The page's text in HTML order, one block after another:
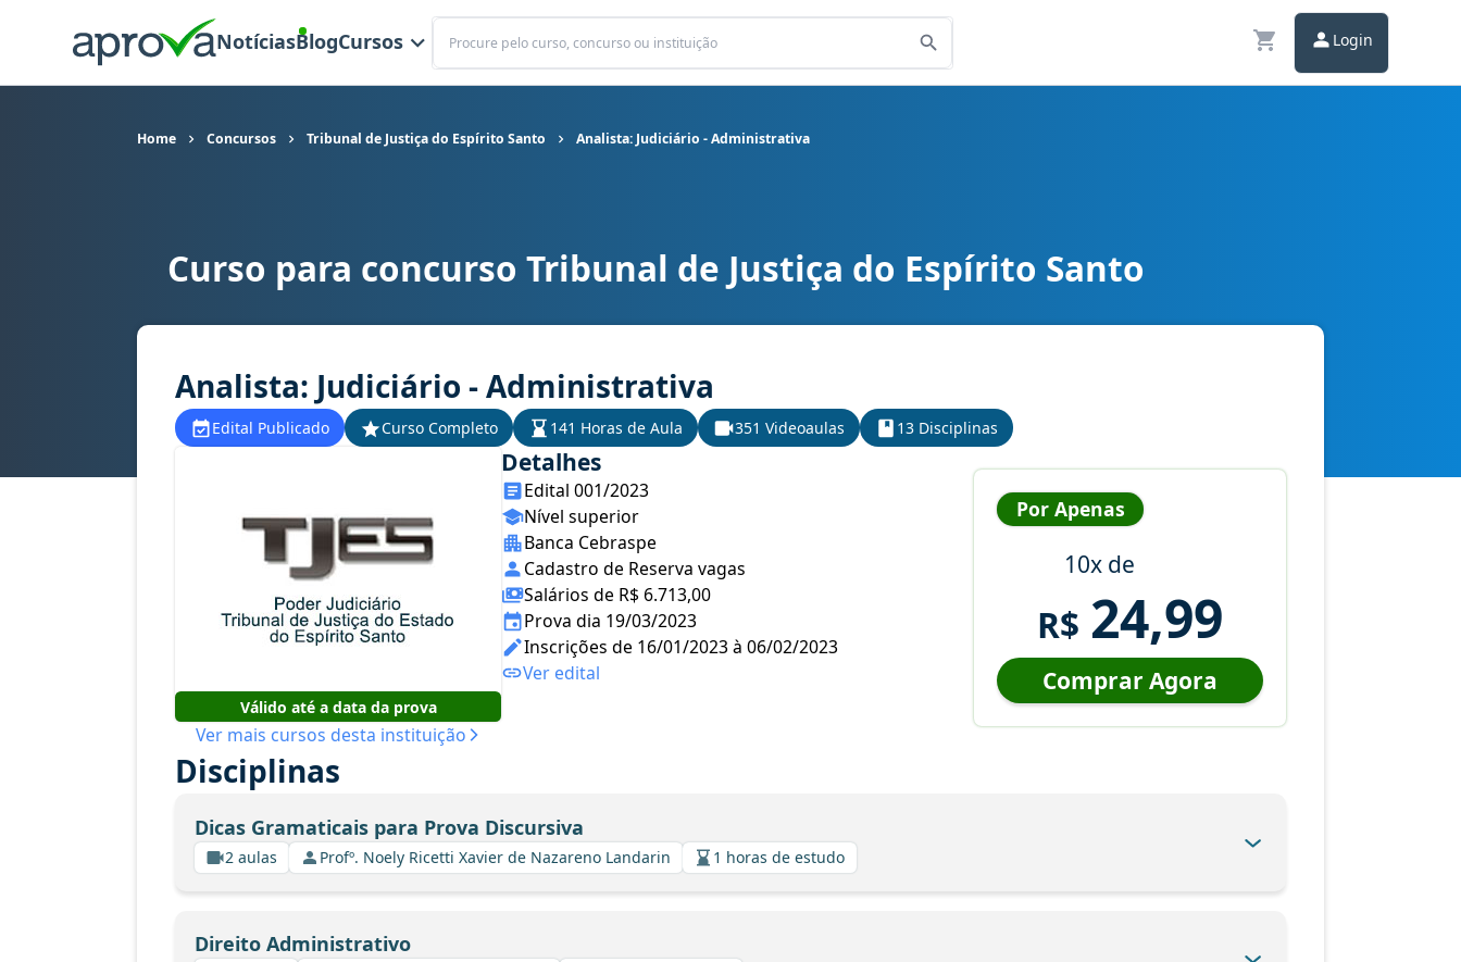
NotíciasBlogCursos
Buscar
Login
Home Concursos Tribunal de Justiça do Espírito Santo Analista: Judiciário - Administrativa
Curso para concurso TJ ES - Tribunal de Justiça do Espírito Santo cargo Analista: Judiciário - Administrativa
Curso para concurso Tribunal de Justiça do Espírito Santo
Analista: Judiciário - Administrativa
Edital Publicado Curso Completo 141 Horas de Aula 351 Videoaulas 13 Disciplinas
Válido até a data da prova
Ver mais cursos desta instituição
Detalhes
Edital 001/2023
Nível superior
Banca Cebraspe
Cadastro de Reserva vagas
Salários de R$ 6.713,00
Prova dia 19/03/2023
Inscrições de 16/01/2023 à 06/02/2023
Ver edital
Por Apenas
10x de
R$ 24,99
Comprar Agora
Disciplinas
Dicas Gramaticais para Prova Discursiva
2 aulas Profº. Noely Ricetti Xavier de Nazareno Landarin 1 horas de estudo
Direito Administrativo